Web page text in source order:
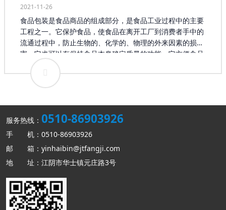
2021-11-26
食品包装是食品商品的组成部分，是食品工业过程中的主要
工程之一。它保护食品，使食品在离开工厂到消费者手中的
流通过程中，防止生物的、化学的、物理的外来因素的损
害，它也可以有保持食品本身稳定质量的功能，它方便食品
的食用，又是首先表现食品外观，吸引消费的形象，具有物
质成本以外的价值。因此，食品包装制造也是食品制造系统
工程不可分的部分。但食品包装制造的通用性又使它有相对
开始融入更多的内容。在业内专家顾卫东看来，现在消费者
对于食品包装的要求更多倾向于高质量、高技术含量，这就
品能够适应新的需求。在互联网影响不断扩大的今天，顾卫
东认为将移动互联网融入食品包装企业的生产无疑是解决以
上问题的办法。 据统计，目前我国的食品行业在国际市场中
占有很大比重，其所衍生出的食品包装也存在巨大的需求，
这为整个行业的发展提供了坚实的基础。我国食品包装行业
服务热线： 0510-86903926
手 机：0510-86903926
邮 箱：yinhaibin@jtfangji.com
地 址：江阴市华士镇元庄路3号